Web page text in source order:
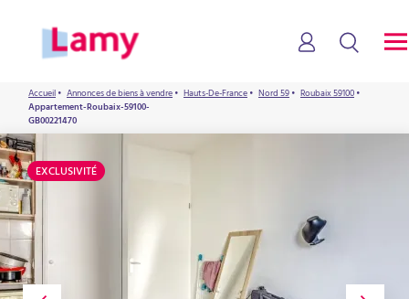
Accueil• Annonces de biens à vendre• Hauts-De-France• Nord 59• Roubaix 59100•
Appartement-Roubaix-59100-
GB00221470
EXCLUSIVITÉ